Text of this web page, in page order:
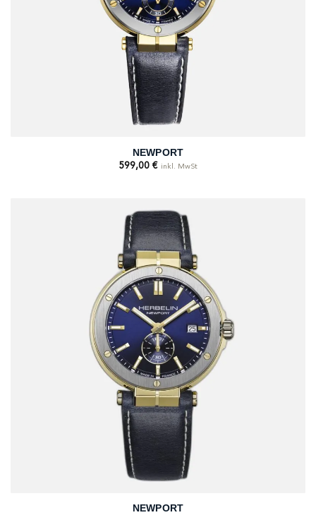
NEWPORT
599,00 € inkl. MwSt
NEWPORT